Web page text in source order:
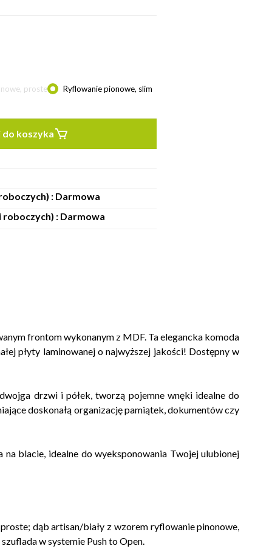
proste Ryflowanie pionowe, slim
do koszyka
: Darmowa
roboczych) : Darmowa
frontom wykonanym z MDF. Ta elegancka komoda
płyty laminowanej o najwyższej jakości! Dostępny w
drzwi i półek, tworzą pojemne wnęki idealne do
doskonałą organizację pamiątek, dokumentów czy
blacie, idealne do wyeksponowania Twojej ulubionej
dąb artisan/biały z wzorem ryflowanie pinonowe,
w systemie Push to Open.